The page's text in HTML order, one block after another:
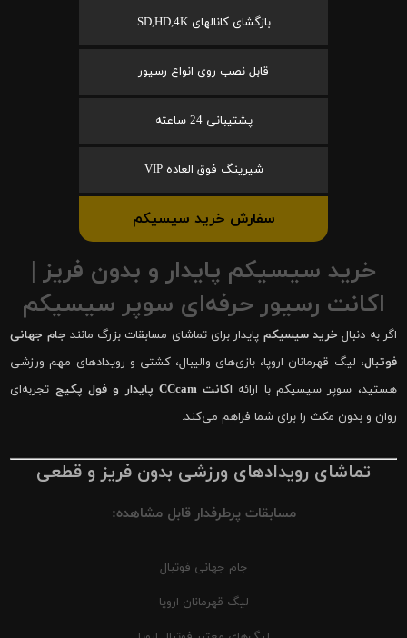
بازگشای کانالهای SD,HD,4K
قابل نصب روی انواع رسیور
پشتیبانی 24 ساعته
شیرینگ فوق العاده VIP
سفارش خرید سیسیکم
خرید سیسیکم پایدار و بدون فریز |
اکانت رسیور حرفه‌ای سوپر سیسیکم
اگر به دنبال خرید سیسیکم پایدار برای تماشای مسابقات بزرگ مانند جام جهانی
فوتبال، لیگ قهرمانان اروپا، بازی‌های والیبال، کشتی و رویدادهای مهم ورزشی
هستید، سوپر سیسیکم با ارائه اکانت CCcam پایدار و فول پکیج
تجربه‌ای
روان و بدون مکث را برای شما فراهم می‌کند.
تماشای رویدادهای ورزشی بدون فریز و قطعی
مسابقات پرطرفدار قابل مشاهده:
جام جهانی فوتبال
لیگ قهرمانان اروپا